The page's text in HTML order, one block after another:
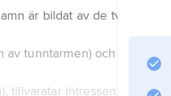
är bildat av de två första
av tunntarmen) och
tillvaratar intressen och